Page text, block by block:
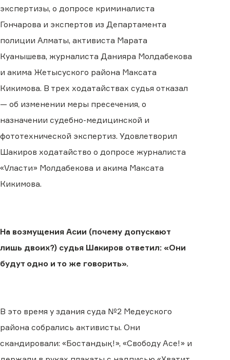
экспертизы, о допросе криминалиста
Гончарова и экспертов из Департамента
полиции Алматы, активиста Марата
Куанышева, журналиста Данияра Молдабекова
и акима Жетысуского района Максата
Кикимова. В трех ходатайствах судья отказал
— об изменении меры пресечения, о
назначении судебно-медицинской и
фототехнической экспертиз. Удовлетворил
Шакиров ходатайство о допросе журналиста
«Vласти» Молдабекова и акима Максата
Кикимова.
На возмущения Асии (почему допускают
лишь двоих?) судья Шакиров ответил: «Они
будут одно и то же говорить».
В это время у здания суда №2 Медеуского
района собрались активисты. Они
скандировали: «Бостандық!», «Свободу Асе!» и